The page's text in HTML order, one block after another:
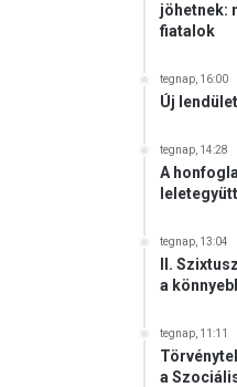
jöhetnek:
fiatalok
tegnap, 16:00
Új
tegnap, 14:28
A
tegnap, 13:04
II.
a
tegnap, 11:11
a